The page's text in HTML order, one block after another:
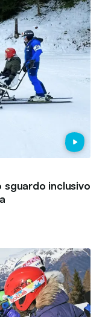
sguardo inclusivo